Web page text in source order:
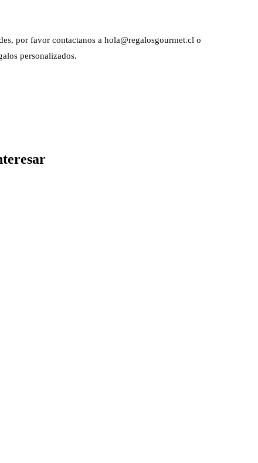
por favor contactanos a hola@regalosgourmet.cl o
personalizados.